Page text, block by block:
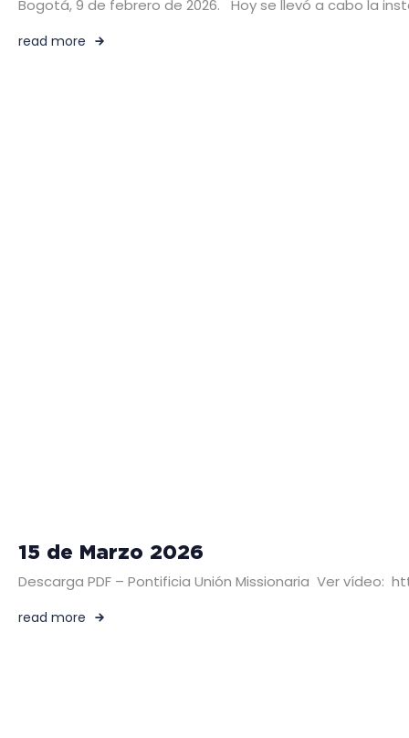
Bogotá, 9 de febrero de 2026. Hoy se llevó a cabo la
read more
15 de Marzo 2026
Descarga PDF – Pontificia Unión Missionaria Ver vídeo:
read more